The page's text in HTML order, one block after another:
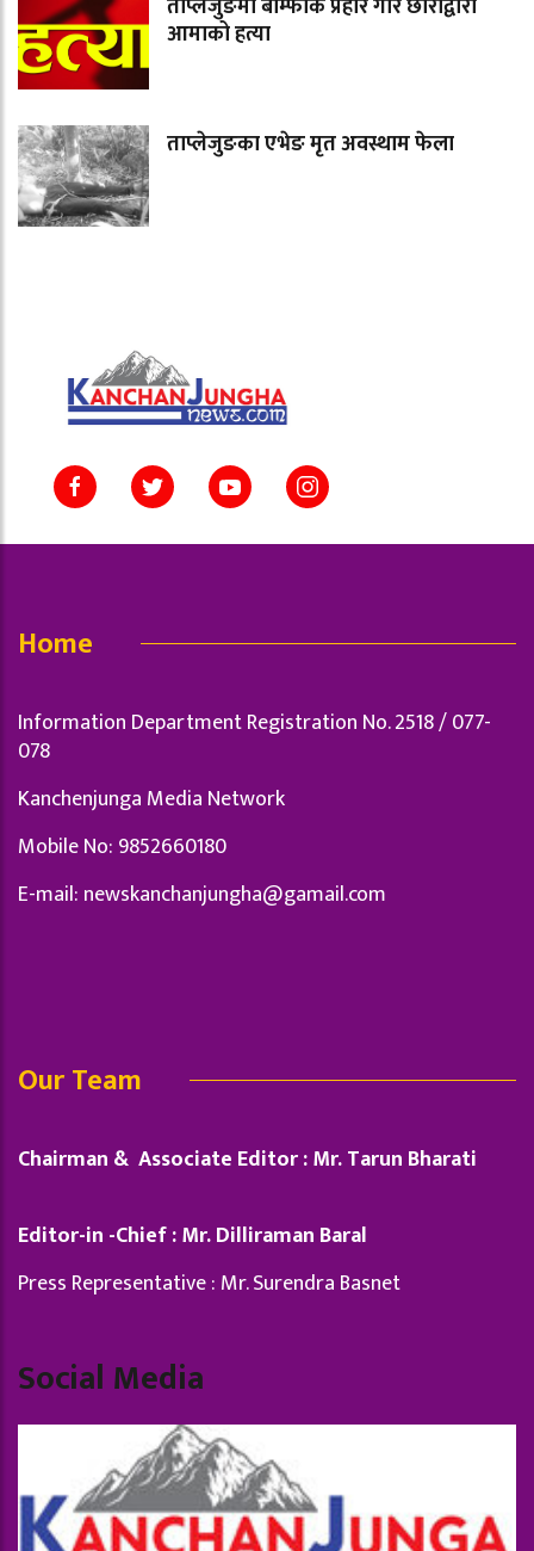
आमाको हत्या
ताप्लेजुङका एभेङ मृत अवस्थाम फेला
Home
Information Department Registration No. 2518 / 077-
078
Kanchenjunga Media Network
Mobile No: 9852660180
E-mail: newskanchanjungha@gamail.com
Our Team
Chairman & Associate Editor : Mr. Tarun Bharati
Editor-in -Chief : Mr. Dilliraman Baral
Press Representative : Mr. Surendra Basnet
Social Media